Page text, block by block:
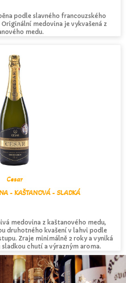
podle slavného francouzského
medovina je vykvašená z
medu.
Cesar
- KAŠTANOVÁ - SLADKÁ
medovina z kaštanového medu,
druhotného kvašení v lahvi podle
Zraje minimálně 2 roky a vyniká
chutí a výrazným aroma.